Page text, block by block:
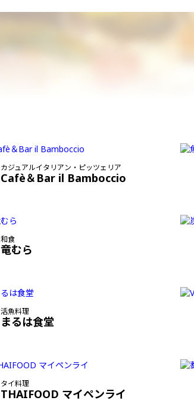
カジュアルイタリアン・ピッツェリア
Cafè＆Bar il Bamboccio
和食
竜むら
活魚料理
まるは食堂
タイ料理
THAIFOOD マイペンライ